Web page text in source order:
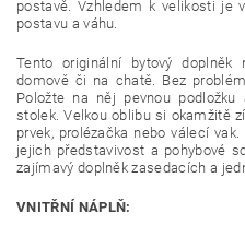
postavě. Vzhledem k velikosti je
postavu a váhu.
Tento originální bytový
domově či na chatě. Bez
Položte na něj pevnou
stolek. Velkou oblibu si okamžitě
prvek, prolézačka nebo válecí
jejich představivost a pohybové
zajímavý doplněk zasedacích a
VNITŘNÍ NÁPLŇ: